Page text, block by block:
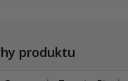
produktu